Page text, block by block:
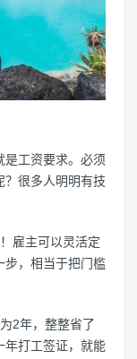
是工资要求。必须
？很多人明明有技
雇主可以灵活定
步，相当于把门槛
2年，整整省了
年打工签证，就能